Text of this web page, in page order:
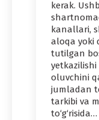
kerak.
kanallari,
aloqa yoki
tutilgan
oluvchini
jumladan
tarkibi va
to‘g‘risida…